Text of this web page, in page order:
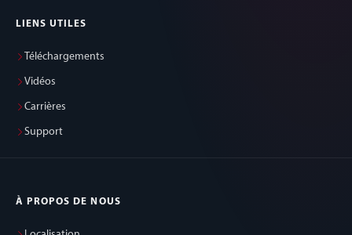
LIENS UTILES
Téléchargements
Vidéos
Carrières
Support
À PROPOS DE NOUS